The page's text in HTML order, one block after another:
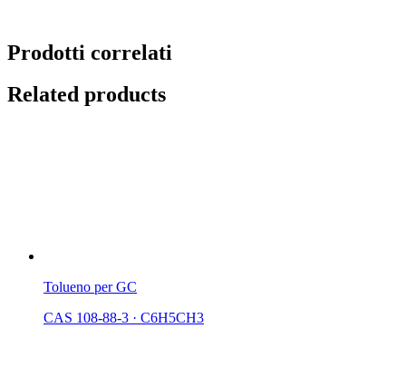
Prodotti correlati
Related products
Tolueno per GC
CAS 108-88-3 · C6H5CH3